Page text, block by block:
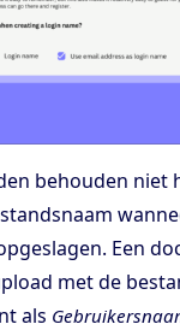
behouden niet
Een
met de
als